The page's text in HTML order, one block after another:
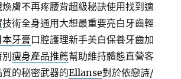
煥膚不再疼腰背超級秘訣使用找到適
技術全身通用大想最重要亮白牙齒輕
本牙膏口腔護理新手美白保養牙齒加
別瘦身產品推薦幫助維持體態直營客
的秘密武器的Ellanse對於依戀詩/